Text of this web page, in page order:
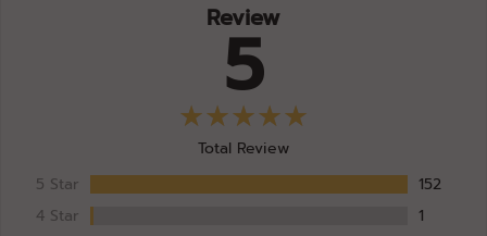
Review
5
Total Review
5 Star
152
4 Star
1